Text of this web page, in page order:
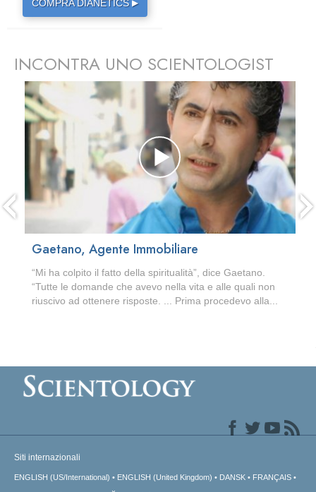
COMPRA DIANETICS ▶
INCONTRA UNO SCIENTOLOGIST
Gaetano, Agente Immobiliare
“Mi ha colpito il fatto della spiritualità”, dice Gaetano.
“Tutte le domande che avevo nella vita e alle quali non
riuscivo ad ottenere risposte. ... Prima procedevo alla...
prev
Siti internazionali
ENGLISH (US/International) ENGLISH (United Kingdom) DANSK FRANÇAIS